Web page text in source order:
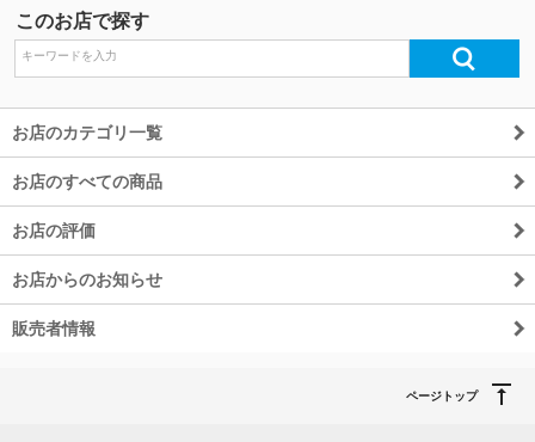
このお店で探す
お店のカテゴリ一覧
お店のすべての商品
お店の評価
お店からのお知らせ
販売者情報
ページトップ